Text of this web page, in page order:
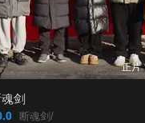
正片
剑
断魂剑/